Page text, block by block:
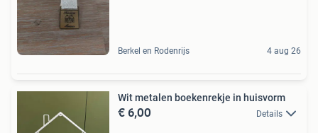
Berkel en Rodenrijs 4 aug 26
Wit metalen boekenrekje in huisvorm
€ 6,00 Details